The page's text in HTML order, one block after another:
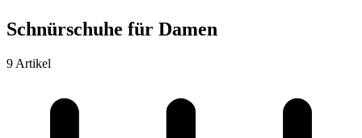
Schnürschuhe für Damen
9 Artikel